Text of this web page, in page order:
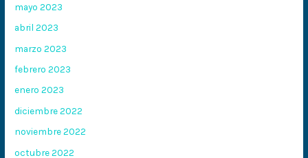
mayo 2023
abril 2023
marzo 2023
febrero 2023
enero 2023
diciembre 2022
noviembre 2022
octubre 2022